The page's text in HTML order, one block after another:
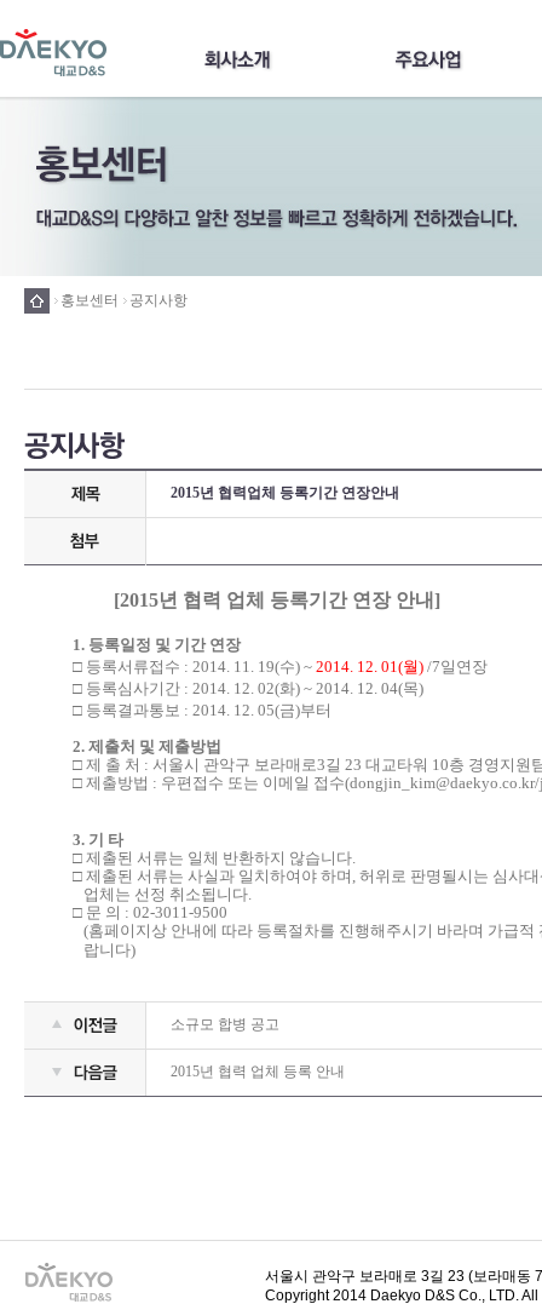
홍보센터 공지사항
2015년 협력업체 등록기간 연장안내
[2015년 협력 업체 등록기간 연장 안내]
1. 등록일정 및 기간 연장
□ 등록서류접수 : 2014. 11. 19(수) ~ 2014. 12. 01(월) /7일연장
□ 등록심사기간 : 2014. 12. 02(화) ~ 2014. 12. 04(목)
□ 등록결과통보 : 2014. 12. 05(금)부터
2. 제출처 및 제출방법
□ 제 출 처 : 서울시 관악구 보라매로3길 23 대교타워 10층 경영지원
□ 제출방법 : 우편접수 또는 이메일 접수(
3. 기 타
□ 제출된 서류는 일체 반환하지 않습니다
□ 제출된 서류는 사실과 일치하여야 하며 허위로 판명될시는 심사
업체는 선정 취소됩니다
□ 문 의 : 02-3011-9500
(홈페이지상 안내에 따라 등록절차를 진행해주시기 바라며 가급적
랍니다)
소규모 합병 공고
2015년 협력 업체 등록 안내
서울시 관악구 보라매로 3길 23 (보라매
Copyright 2014 Daekyo D&S Co., LTD.